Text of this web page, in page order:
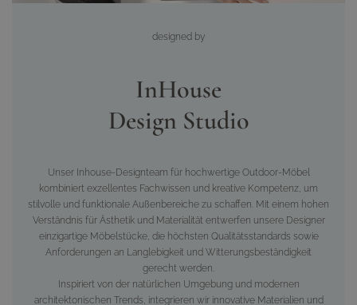
designed by
InHouse
Design Studio
Unser Inhouse-Designteam für hochwertige Outdoor-Möbel
kombiniert exzellentes Fachwissen und kreative Kompetenz, um
stilvolle und funktionale Außenbereiche zu schaffen. Mit einem hohen
Verständnis für Ästhetik und Materialität entwerfen unsere Designer
einzigartige Möbelstücke, die höchsten Qualitätsstandards sowie
Anforderungen an Langlebigkeit und Witterungsbeständigkeit
gerecht werden.
Inspiriert von der natürlichen Umgebung und modernen
architektonischen Trends, integrieren wir innovative Materialien und